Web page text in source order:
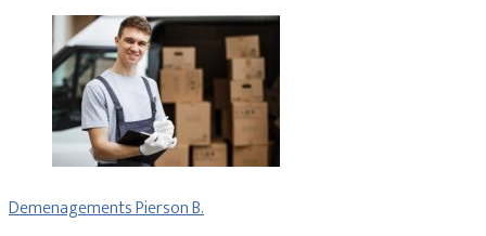
Demenagements Pierson B.